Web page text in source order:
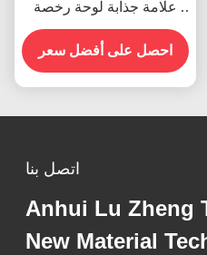
علامة جذابة لوحة رخصة
رقم ملصقات عاكسة
للشاحنات الثقيلة
احصل على أفضل سعر
اتصل بنا
Anhui Lu Zheng
New Material